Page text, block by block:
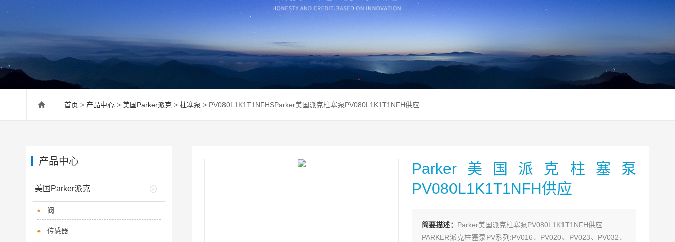
首页 > 产品中心 > 美国Parker派克 > 柱塞泵 > PV080L1K1T1NFHSParker美国派克柱塞泵PV080L1K1T1NFH供应
Parker美国派克柱塞泵
PV080L1K1T1NFH供应
简要描述： Parker美国派克柱塞泵PV080L1K1T1NFH供应
PARKER派克柱塞泵PV系列:PV016、PV020、PV023、PV032、
产品中心
美国Parker派克
阀
传感器